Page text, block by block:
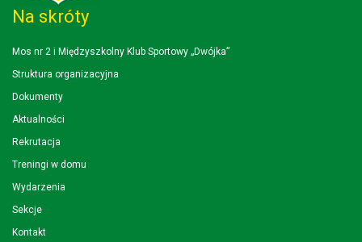
Na skróty
Mos nr 2 i Międzyszkolny Klub Sportowy „Dwójka”
Struktura organizacyjna
Dokumenty
Aktualności
Rekrutacja
Treningi w domu
Wydarzenia
Sekcje
Kontakt